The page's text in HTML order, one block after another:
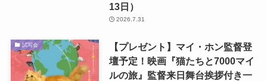
13日）
2026.7.31
試写会
【プレゼント】マイ・ホン監督登
壇予定！映画『猫たちと7000マイ
ルの旅』監督来日舞台挨拶付き一